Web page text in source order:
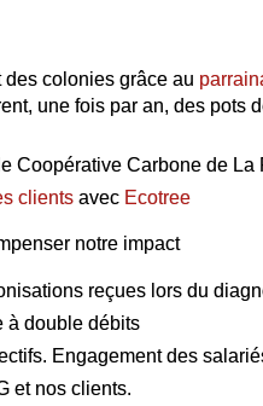
colonies grâce au
une fois par an, des pots
Coopérative Carbone de La
clients avec Ecotree
notre impact
reçues lors du
à double débits
Engagement des
et nos clients.